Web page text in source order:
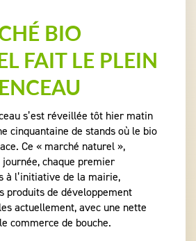
BIO
FAIT LE PLEIN
s’est réveillée tôt hier matin
cinquantaine de stands où le bio
Ce « marché naturel »,
chaque premier
à l’initiative de la mairie,
produits de développement
actuellement, avec une nette
commerce de bouche.